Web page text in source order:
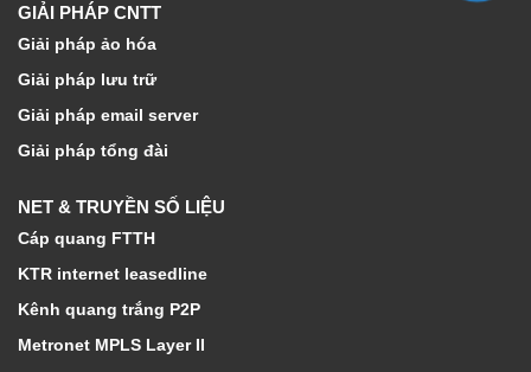
GIẢI PHÁP CNTT
Giải pháp ảo hóa
Giải pháp lưu trữ
Giải pháp email server
Giải pháp tổng đài
NET & TRUYỀN SỐ LIỆU
Cáp quang FTTH
KTR internet leasedline
Kênh quang trắng P2P
Metronet MPLS Layer II